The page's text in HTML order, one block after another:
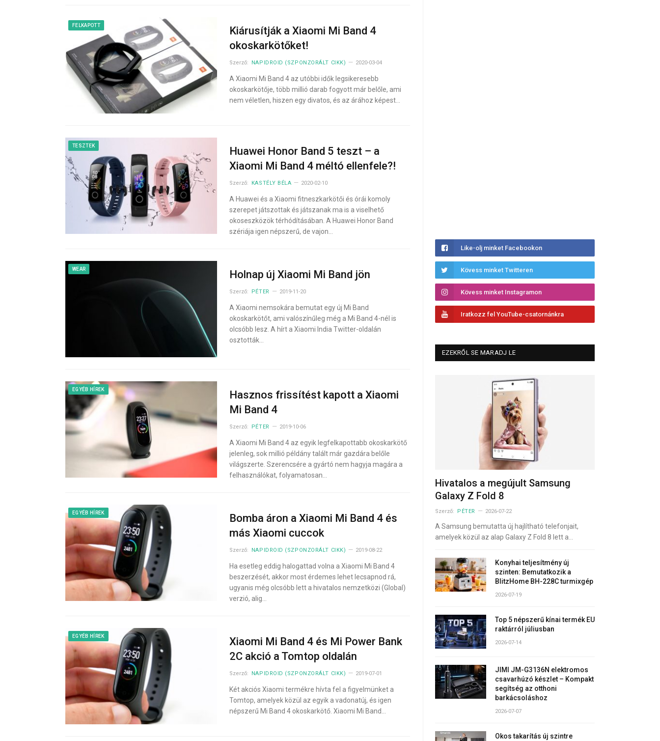
FELKAPOTT
Kiárusítják a Xiaomi Mi Band 4
okoskarkötőket!
Szerző: NAPIDROID (SZPONZORÁLT CIKK) 2020-03-04
A Xiaomi Mi Band 4 az utóbbi idők legsikeresebb
okoskarkötője, több millió darab fogyott már belőle, ami
nem véletlen, hiszen egy divatos, és az árához képest…
TESZTEK
Huawei Honor Band 5 teszt – a
Xiaomi Mi Band 4 méltó ellenfele?!
Szerző: KASTÉLY BÉLA 2020-02-10
A Huawei és a Xiaomi fitneszkarkötői és órái komoly
szerepet játszottak és játszanak ma is a viselhető
okoseszközök térhódításában. A Huawei Honor Band
szériája igen népszerű, de vajon…
WEAR Holnap új Xiaomi Mi Band jön
Szerző: PÉTER 2019-11-20
A Xiaomi nemsokára bemutat egy új Mi Band
okoskarkötőt, ami valószínűleg még a Mi Band 4-nél is
olcsóbb lesz. A hírt a Xiaomi India Twitter-oldalán
osztották…
EGYÉB HÍREK
Hasznos frissítést kapott a Xiaomi
Mi Band 4
Szerző: PÉTER 2019-10-06
A Xiaomi Mi Band 4 az egyik legfelkapottabb okoskarkötő
jelenleg, sok millió példány talált már gazdára belőle
világszerte. Szerencsére a gyártó nem hagyja magára a
felhasználókat, folyamatosan…
EGYÉB HÍREK
Bomba áron a Xiaomi Mi Band 4 és
más Xiaomi cuccok
Szerző: NAPIDROID (SZPONZORÁLT CIKK) 2019-08-22
Ha esetleg eddig halogattad volna a Xiaomi Mi Band 4
beszerzését, akkor most érdemes lehet lecsapnod rá,
ugyanis még olcsóbb lett a hivatalos nemzetközi (Global)
verzió, alig…
EGYÉB HÍREK
Xiaomi Mi Band 4 és Mi Power Bank
2C akció a Tomtop oldalán
Szerző: NAPIDROID (SZPONZORÁLT CIKK) 2019-07-01
Két akciós Xiaomi termékre hívta fel a figyelmünket a
Tomtop, amelyek közül az egyik a vadonatúj, és igen
népszerű Mi Band 4 okoskarkötő. Xiaomi Mi Band…
Like-olj minket Facebookon
Kövess minket Twitteren
Kövess minket Instagramon
Iratkozz fel YouTube-csatornánkra
EZEKRŐL SE MARADJ LE
Hivatalos a megújult Samsung
Galaxy Z Fold 8
Szerző: PÉTER 2026-07-22
A Samsung bemutatta új hajlítható telefonjait,
amelyek közül az alap Galaxy Z Fold 8 lett a…
Konyhai teljesítmény új
szinten: Bemutatkozik a
BlitzHome BH-228C turmixgép
2026-07-19
Top 5 népszerű kínai termék EU
raktárról júliusban
2026-07-14
JIMI JM-G3136N elektromos
csavarhúzó készlet – Kompakt
segítség az otthoni
barkácsoláshoz
2026-07-07
Okos takarítás új szintre